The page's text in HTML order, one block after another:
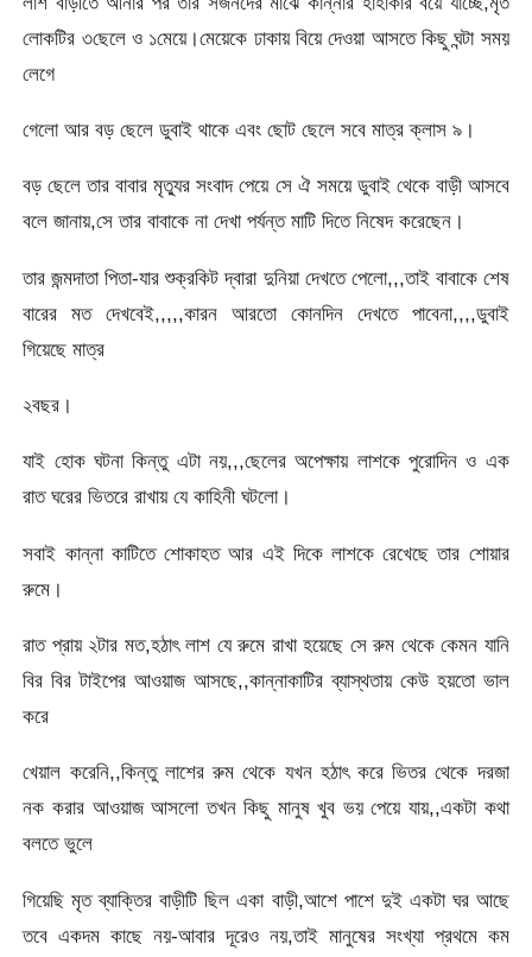
লোকটির ৩ছেলে ও ১মেয়ে।মেয়েকে ঢাকায় বিয়ে দেওয়া আসতে কিছু ঘন্টা সময়
লেগে
গেলো আর বড় ছেলে ডুবাই থাকে এবং ছোট ছেলে সবে মাত্র ক্লাস ৯।
বড় ছেলে তার বাবার মৃত্যুর সংবাদ পেয়ে সে ঐ সময়ে ডুবাই থেকে বাড়ী আসবে
বলে জানায়,সে তার বাবাকে না দেখা পর্যন্ত মাটি দিতে নিষেদ করেছেন।
তার জন্মদাতা পিতা-যার শুক্রকিট দ্বারা দুনিয়া দেখতে পেলো,,,তাই বাবাকে শেষ
বারের মত দেখবেই,,,,,কারন আরতো কোনদিন দেখতে পাবেনা,,,,ডুবাই
গিয়েছে মাত্র
২বছর।
যাই হোক ঘটনা কিন্তু এটা নয়,,,ছেলের অপেক্ষায় লাশকে পুরোদিন ও এক
রাত ঘরের ভিতরে রাখায় যে কাহিনী ঘটলো।
সবাই কান্না কাটিতে শোকাহত আর এই দিকে লাশকে রেখেছে তার শোয়ার
রুমে।
রাত প্রায় ২টার মত,হঠাৎ লাশ যে রুমে রাখা হয়েছে সে রুম থেকে কেমন যানি
বির বির টাইপের আওয়াজ আসছে,,কান্নাকাটির ব্যাস্থতায় কেউ হয়তো ভাল
করে
খেয়াল করেনি,,কিন্তু লাশের রুম থেকে যখন হঠাৎ করে ভিতর থেকে দরজা
নক করার আওয়াজ আসলো তখন কিছু মানুষ খুব ভয় পেয়ে যায়,,একটা কথা
বলতে ভুলে
গিয়েছি মৃত ব্যাক্তির বাড়ীটি ছিল একা বাড়ী,আশে পাশে দুই একটা ঘর আছে
তবে একদম কাছে নয়-আবার দূরেও নয়,তাই মানুষের সংখ্যা প্রথমে কম